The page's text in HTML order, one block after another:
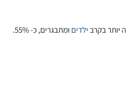
יותר בקרבילדים ומתבגרים, כ- 55%.